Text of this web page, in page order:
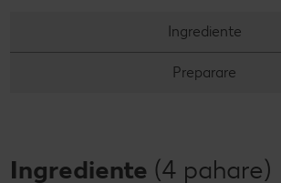
Revista Kaufland - Acum și pe WhatsApp!
Ingrediente
Preparare
Ingrediente (4 pahare)